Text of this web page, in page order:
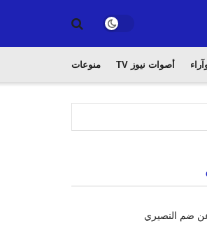
أصوات نيوز TV منوعات
ضم النصيري